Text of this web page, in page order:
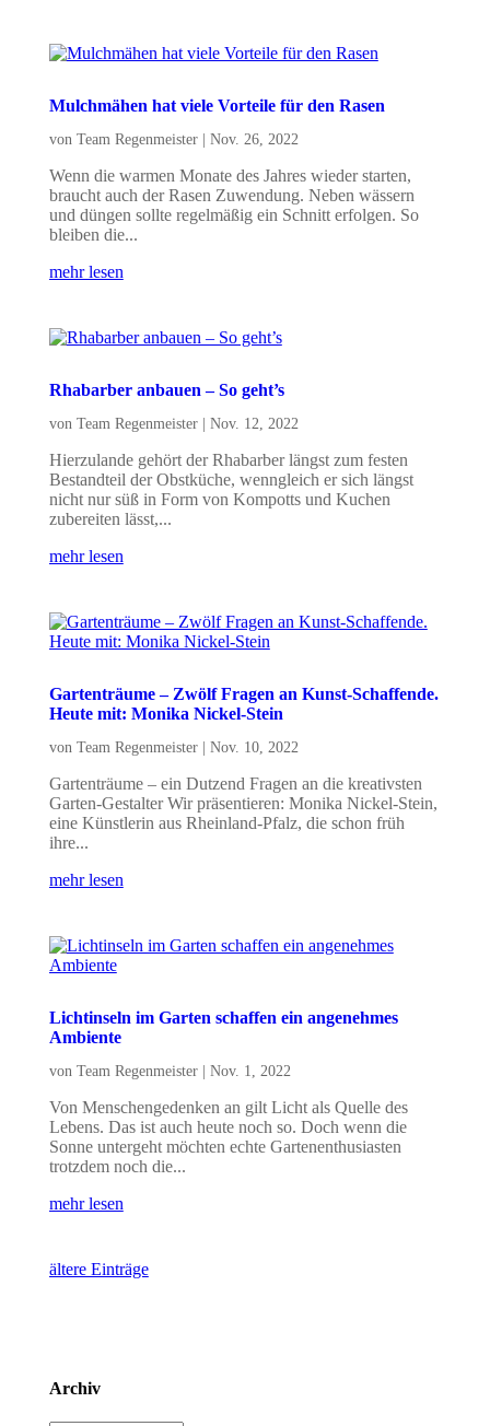
Mulchmähen hat viele Vorteile für den Rasen
von Team Regenmeister| Nov. 26, 2022
Wenn die warmen Monate des Jahres wieder starten,
braucht auch der Rasen Zuwendung. Neben wässern
und düngen sollte regelmäßig ein Schnitt erfolgen. So
bleiben die...
mehr lesen
Rhabarber anbauen – So geht’s
von Team Regenmeister| Nov. 12, 2022
Hierzulande gehört der Rhabarber längst zum festen
Bestandteil der Obstküche, wenngleich er sich längst
nicht nur süß in Form von Kompotts und Kuchen
zubereiten lässt,...
mehr lesen
Gartenträume – Zwölf Fragen an Kunst-Schaffende.
Heute mit: Monika Nickel-Stein
von Team Regenmeister| Nov. 10, 2022
Gartenträume – ein Dutzend Fragen an die kreativsten
Garten-Gestalter Wir präsentieren: Monika Nickel-Stein,
eine Künstlerin aus Rheinland-Pfalz, die schon früh
ihre...
mehr lesen
Lichtinseln im Garten schaffen ein angenehmes
Ambiente
von Team Regenmeister| Nov. 1, 2022
Von Menschengedenken an gilt Licht als Quelle des
Lebens. Das ist auch heute noch so. Doch wenn die
Sonne untergeht möchten echte Gartenenthusiasten
trotzdem noch die...
mehr lesen
ältere Einträge
Archiv